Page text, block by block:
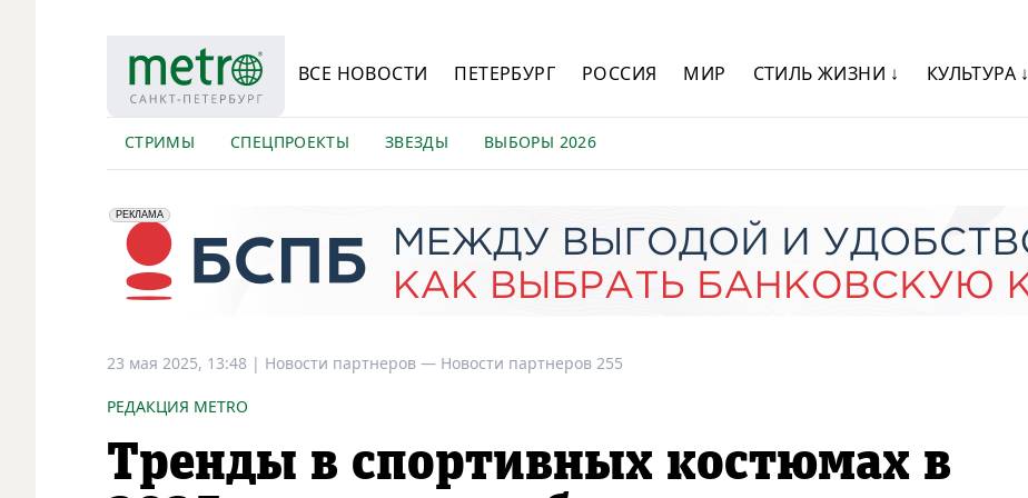
ВСЕ НОВОСТИ ПЕТЕРБУРГ РОССИЯ МИР СТИЛЬ ЖИЗНИ ↓ КУЛЬТУРА ↓
СТРИМЫ СПЕЦПРОЕКТЫ ЗВЕЗДЫ ВЫБОРЫ 2026
erid: 2VfnxyFybV5
РЕКЛАМА
ПАО "Банк "Санкт-Петербург", ИНН: 7831000027
23 мая 2025, 13:48 | Новости партнеров — Новости партнеров 255
РЕДАКЦИЯ METRO
Тренды в спортивных костюмах в